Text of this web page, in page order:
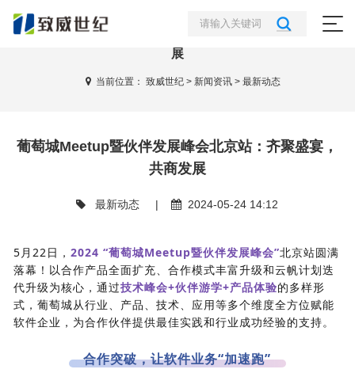
葡萄城Meetup暨伙伴发展峰会北京站：齐聚盛宴，共商发
展
当前位置：致威世纪 > 新闻资讯 >最新动态
葡萄城Meetup暨伙伴发展峰会北京站：齐聚盛宴，
共商发展
最新动态 | 2024-05-24 14:12
5月22日，2024 “葡萄城Meetup暨伙伴发展峰会”北京站圆满
落幕！以合作产品全面扩充、合作模式丰富升级和云帆计划迭
代升级为核心，通过技术峰会+伙伴游学+产品体验的多样形
式，葡萄城从行业、产品、技术、应用等多个维度全方位赋能
软件企业，为合作伙伴提供最佳实践和行业成功经验的支持。
合作突破，让软件业务“加速跑”